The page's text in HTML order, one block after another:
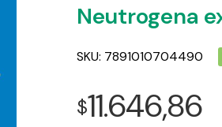
Neutrogena
SKU: 7891010704490
$11.646,86